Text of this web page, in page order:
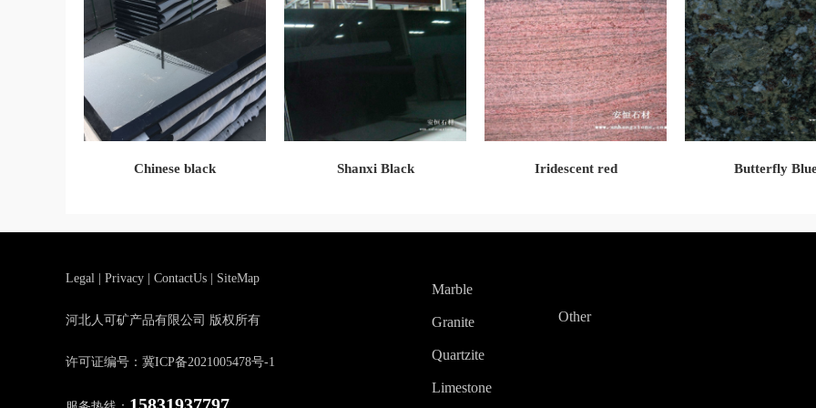
Chinese black Shanxi Black Iridescent red Butterfly
Legal Privacy ContactUs SiteMap
河北人可矿产品有限公司 版权所有
许可证编号：冀ICP备2021005478号-1
Marble
Granite
Quartzite
Limestone
Other